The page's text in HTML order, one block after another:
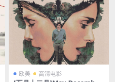
欧美 高清电影